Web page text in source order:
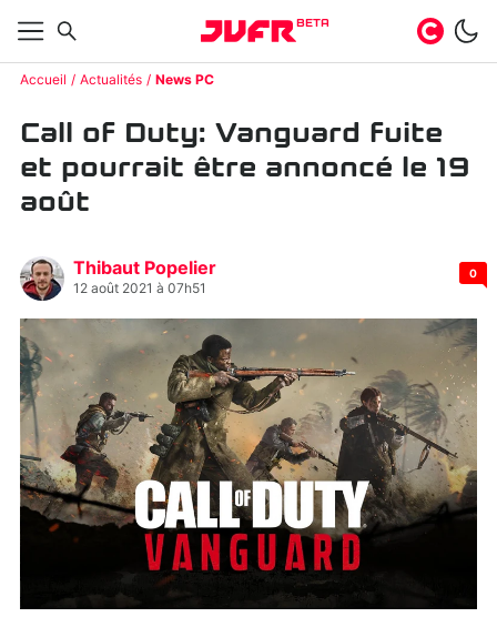
BETA
Accueil Actualités News PC
Call of Duty: Vanguard fuite
et pourrait être annoncé le 19
août
Thibaut Popelier
12 août 2021 à 07h51
0